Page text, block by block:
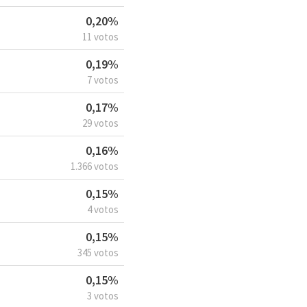
0,20%
11 votos
0,19%
7 votos
0,17%
29 votos
0,16%
1.366 votos
0,15%
4 votos
0,15%
345 votos
0,15%
3 votos